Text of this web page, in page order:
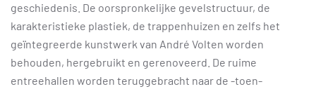
geschiedenis. De oorspronkelijke gevelstructuur, de
karakteristieke plastiek, de trappenhuizen en zelfs het
geïntegreerde kunstwerk van André Volten worden
behouden, hergebruikt en gerenoveerd. De ruime
entreehallen worden teruggebracht naar de -toen-